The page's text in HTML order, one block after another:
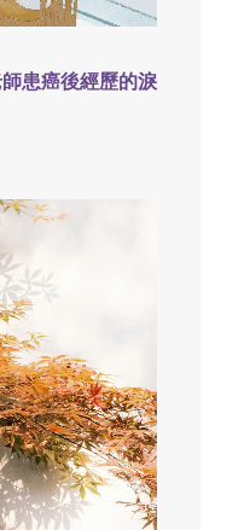
患癌後經歷的淚